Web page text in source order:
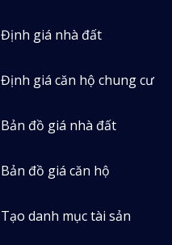
Định giá nhà đất
Định giá căn hộ chung cư
Bản đồ giá nhà đất
Bản đồ giá căn hộ
Tạo danh mục tài sản